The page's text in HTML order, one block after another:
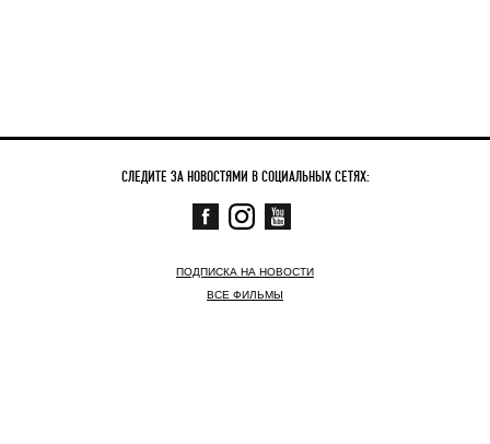
СЛЕДИТЕ ЗА НОВОСТЯМИ В СОЦИАЛЬНЫХ СЕТЯХ:
ПОДПИСКА НА НОВОСТИ
ВСЕ ФИЛЬМЫ